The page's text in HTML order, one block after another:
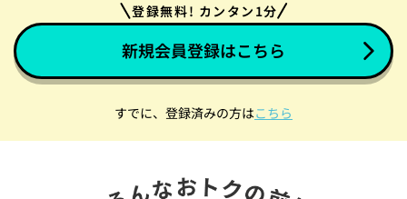
登録無料! カンタン1分
新規会員登録はこちら
すでに、登録済みの方はこちら